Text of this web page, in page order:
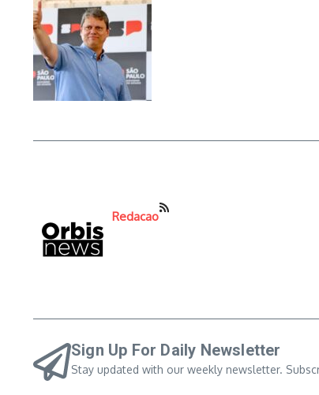
Redacao
Sign Up For Daily Newsletter
Stay updated with our weekly newsletter.